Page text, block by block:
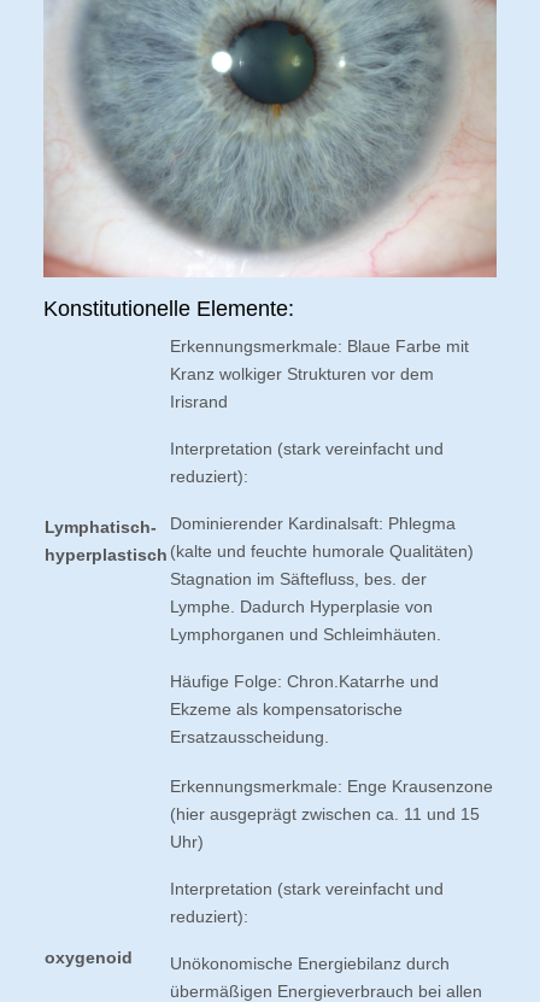
Konstitutionelle Elemente:
Lymphatisch-
hyperplastisch
Erkennungsmerkmale: Blaue Farbe mit
Kranz wolkiger Strukturen vor dem
Irisrand
Interpretation (stark vereinfacht und
reduziert):
Dominierender Kardinalsaft: Phlegma
(kalte und feuchte humorale Qualitäten)
Stagnation im Säftefluss, bes. der
Lymphe. Dadurch Hyperplasie von
Lymphorganen und Schleimhäuten.
Häufige Folge: Chron.Katarrhe und
Ekzeme als kompensatorische
Ersatzausscheidung.
oxygenoid
Erkennungsmerkmale: Enge Krausenzone
(hier ausgeprägt zwischen ca. 11 und 15
Uhr)
Interpretation (stark vereinfacht und
reduziert):
Unökonomische Energiebilanz durch
übermäßigen Energieverbrauch bei allen